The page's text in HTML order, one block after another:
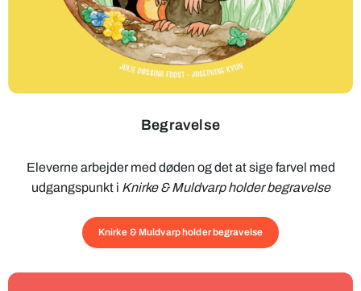
Begravelse
Eleverne arbejder med døden og det at sige farvel med
udgangspunkt i Knirke & Muldvarp holder begravelse
Knirke & Muldvarp holder begravelse